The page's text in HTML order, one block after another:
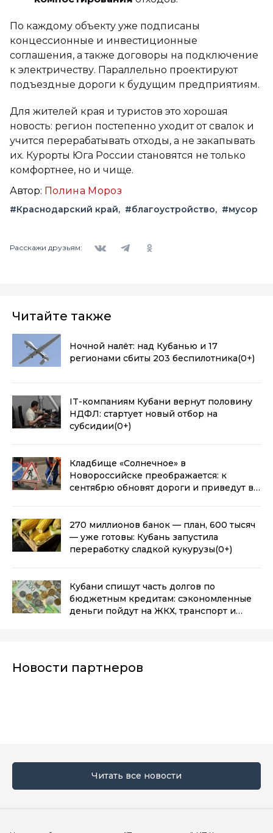
По каждому объекту уже подписаны
концессионные и инвестиционные
соглашения, а также договоры на подключение
к электричеству. Параллельно проектируют
подъездные дороги к будущим предприятиям.
Для жителей края и туристов это хорошая
новость: регион постепенно уходит от свалок и
учится перерабатывать отходы, а не закапывать
их. Курорты Юга России становятся не только
комфортнее, но и чище.
Автор: Полина Мороз
#Краснодарский край #благоустройство #мусор
Расскажи друзьям:
Читайте также
Ночной налёт: над Кубанью и 17
регионами сбиты 203 беспилотника(0+)
IT-компаниям Кубани вернут половину
НДФЛ: стартует новый отбор на
субсидии(0+)
Кладбище «Солнечное» в
Новороссийске преображается: к
сентябрю обновят дороги и приведут в
270 миллионов банок — план, 600 тысяч
— уже готовы: Кубань запустила
переработку сладкой кукурузы(0+)
Кубани спишут часть долгов по
бюджетным кредитам: сэкономленные
деньги пойдут на ЖКХ, транспорт и
Новости партнеров
Читать все новости